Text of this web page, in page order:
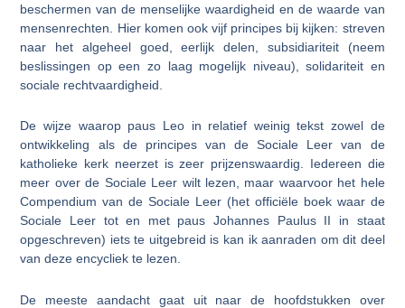
beschermen van de menselijke waardigheid en de waarde van
mensenrechten. Hier komen ook vijf principes bij kijken: streven
naar het algeheel goed, eerlijk delen, subsidiariteit (neem
beslissingen op een zo laag mogelijk niveau), solidariteit en
sociale rechtvaardigheid.
De wijze waarop paus Leo in relatief weinig tekst zowel de
ontwikkeling als de principes van de Sociale Leer van de
katholieke kerk neerzet is zeer prijzenswaardig. Iedereen die
meer over de Sociale Leer wilt lezen, maar waarvoor het hele
Compendium van de Sociale Leer (het officiële boek waar de
Sociale Leer tot en met paus Johannes Paulus II in staat
opgeschreven) iets te uitgebreid is kan ik aanraden om dit deel
van deze encycliek te lezen.
De meeste aandacht gaat uit naar de hoofdstukken over